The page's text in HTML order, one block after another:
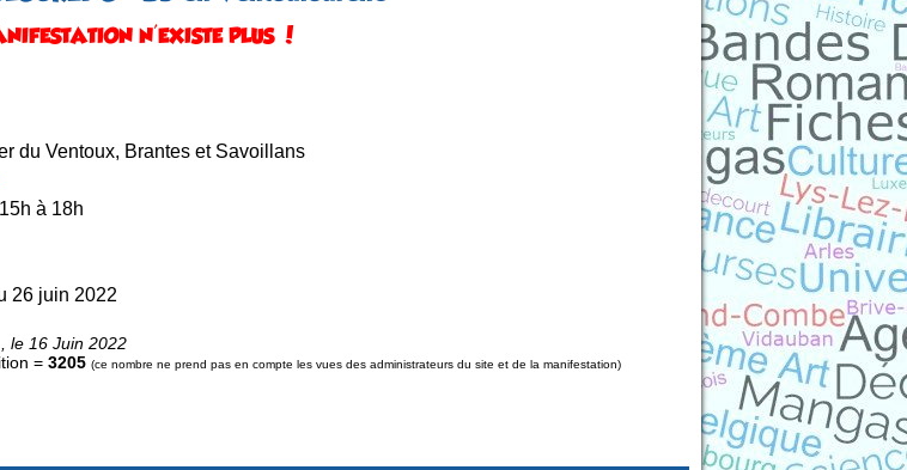
N'EXISTE PLUS !
du Ventoux, Brantes et Savoillans
à 18h
26 juin 2022
le 16 Juin 2022
= 3205 (ce nombre ne prend pas en compte les vues des administrateurs du site et de la manifestation)